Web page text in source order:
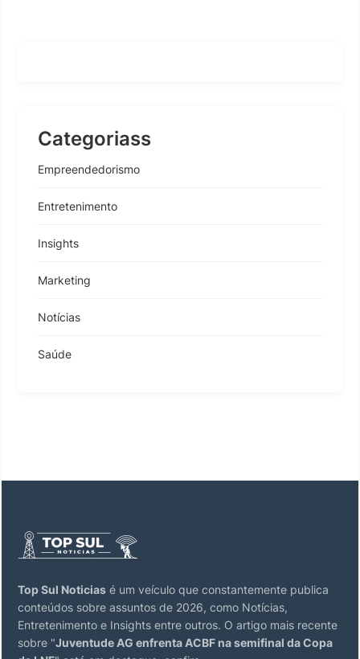
Categoriass
Empreendedorismo
Entretenimento
Insights
Marketing
Notícias
Saúde
Top Sul Noticias é um veículo que constantemente publica
conteúdos sobre assuntos de 2026, como Notícias,
Entretenimento e Insights entre outros. O artigo mais recente
sobre "Juventude AG enfrenta ACBF na semifinal da Copa